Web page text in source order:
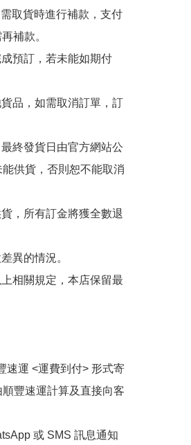
取貨時進行補款，支付
補款。
預訂，若未能如期付
品，如需取消訂單，訂
終發貨日由官方網站公
供貨，否則恕不能取消
，所有訂金將獲全數退
異的情況。
相關規定，本店保留最
速運 <運費到付> 形式寄
豐速運計算及直接向客
或 SMS 訊息通知